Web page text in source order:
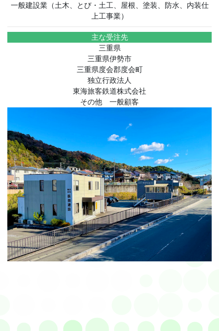
一般建設業（土木、とび・土工、屋根、塗装、防水、内装仕
上工事業）
主な受注先
三重県
三重県伊勢市
三重県度会郡度会町
独立行政法人
東海旅客鉄道株式会社
その他 一般顧客